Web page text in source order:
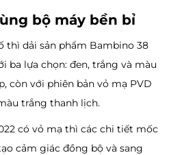
bộ máy bền bỉ
thì dải sản phẩm Bambino 38
ba lựa chọn: đen, trắng và màu
còn với phiên bản vỏ mạ PVD
trắng thanh lịch.
có vỏ mạ thì các chi tiết mốc
cảm giác đồng bộ và sang